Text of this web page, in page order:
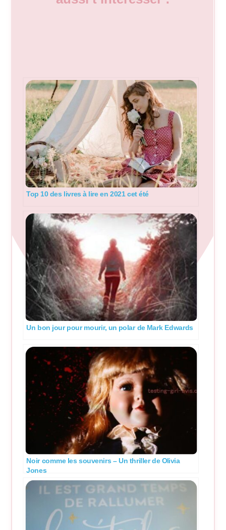
Top 10 des livres à lire en 2021 cet été
Un bon jour pour mourir, un polar de Mark Edwards
Noir comme les souvenirs – Un thriller de Olivia
Jones